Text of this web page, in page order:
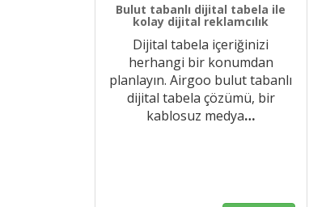
Bulut tabanlı dijital tabela ile
kolay dijital reklamcılık
Dijital tabela içeriğinizi
herhangi bir konumdan
planlayın. Airgoo bulut tabanlı
dijital tabela çözümü, bir
kablosuz medya…